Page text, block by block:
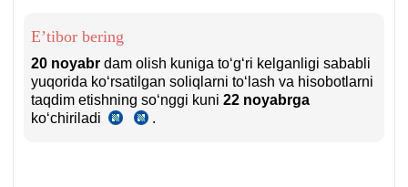
q.
E’tibor bering
20 noyabr dam olish kuniga toʻgʻri kelganligi sababli
yuqorida koʻrsatilgan soliqlarni toʻlash va hisobotlarni
taqdim etishning soʻnggi kuni 22 noyabrga
koʻchiriladi
SK SK
.